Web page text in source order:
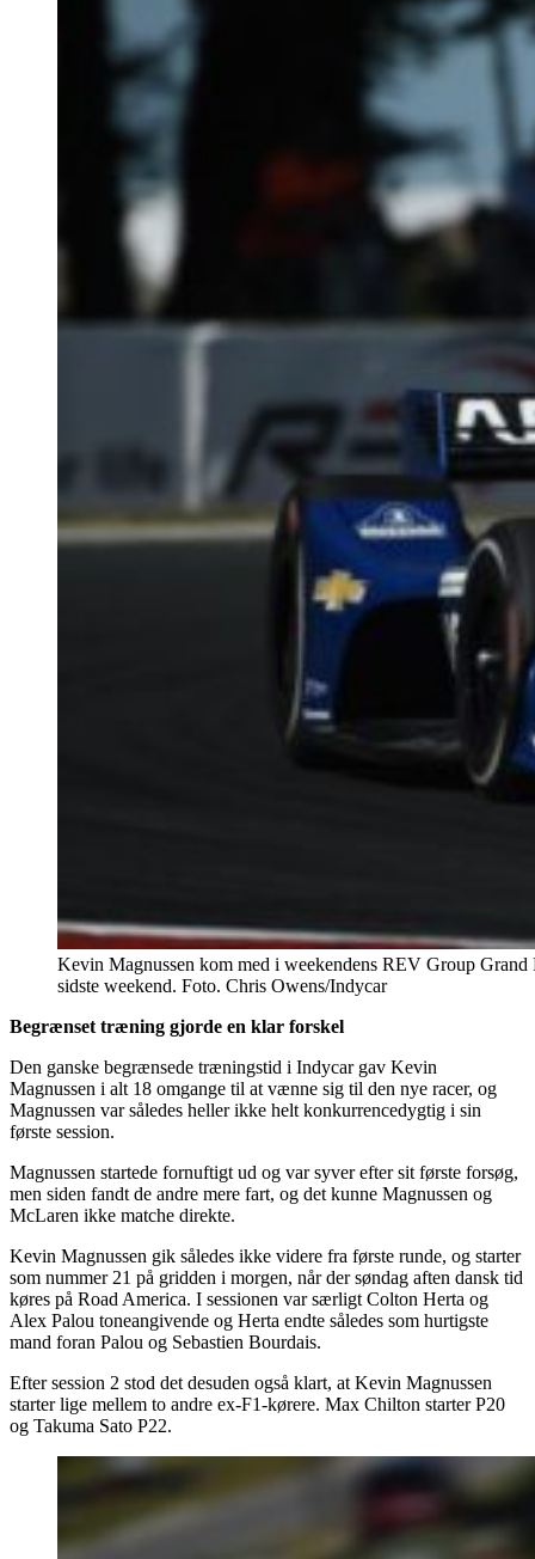
Kevin Magnussen kom med i weekendens REV Group
sidste weekend. Foto. Chris Owens/Indycar
Begrænset træning gjorde en klar forskel
Den ganske begrænsede træningstid i Indycar gav Kevin
Magnussen i alt 18 omgange til at vænne sig til den nye racer, og
Magnussen var således heller ikke helt konkurrencedygtig i sin
første session.
Magnussen startede fornuftigt ud og var syver efter sit første forsøg,
men siden fandt de andre mere fart, og det kunne Magnussen og
McLaren ikke matche direkte.
Kevin Magnussen gik således ikke videre fra første runde, og starter
som nummer 21 på gridden i morgen, når der søndag aften dansk tid
køres på Road America. I sessionen var særligt Colton Herta og
Alex Palou toneangivende og Herta endte således som hurtigste
mand foran Palou og Sebastien Bourdais.
Efter session 2 stod det desuden også klart, at Kevin Magnussen
starter lige mellem to andre ex-F1-kørere. Max Chilton starter P20
og Takuma Sato P22.